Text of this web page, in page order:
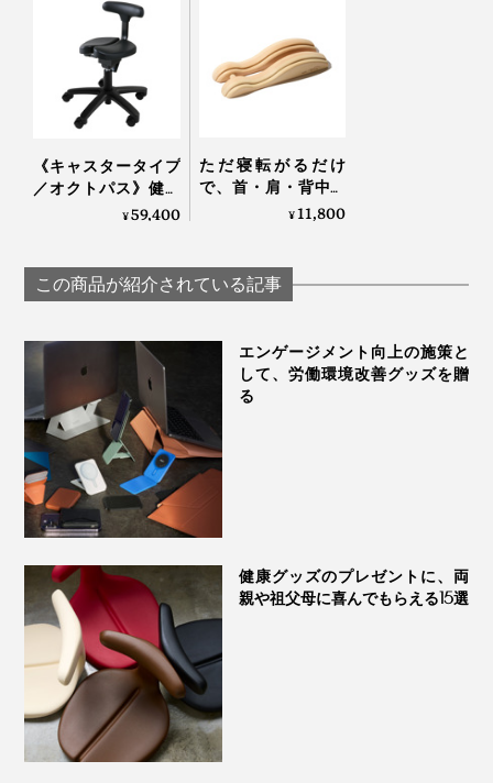
《キャスタータイプ
／オクトパス》健康
医療アワード受賞
ングチェアー”｜ayur-
chair アーユル・チェ
¥59,400
ただ寝転がるだけ
で、首・肩・背中・
腰のガチガチ筋肉が
圧らくだ
¥11,800
この商品が紹介されている記事
エンゲージメント向上の施策と
して、労働環境改善グッズを贈
る
健康グッズのプレゼントに、両
親や祖父母に喜んでもらえる15選